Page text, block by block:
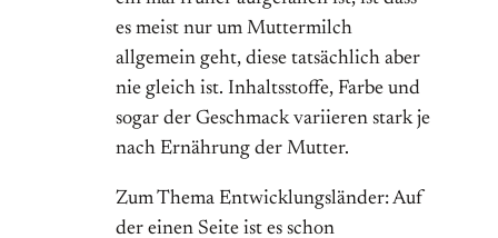
es meist nur um Muttermilch
allgemein geht, diese tatsächlich aber
nie gleich ist. Inhaltsstoffe, Farbe und
sogar der Geschmack variieren stark je
nach Ernährung der Mutter.
Zum Thema Entwicklungsländer: Auf
der einen Seite ist es schon